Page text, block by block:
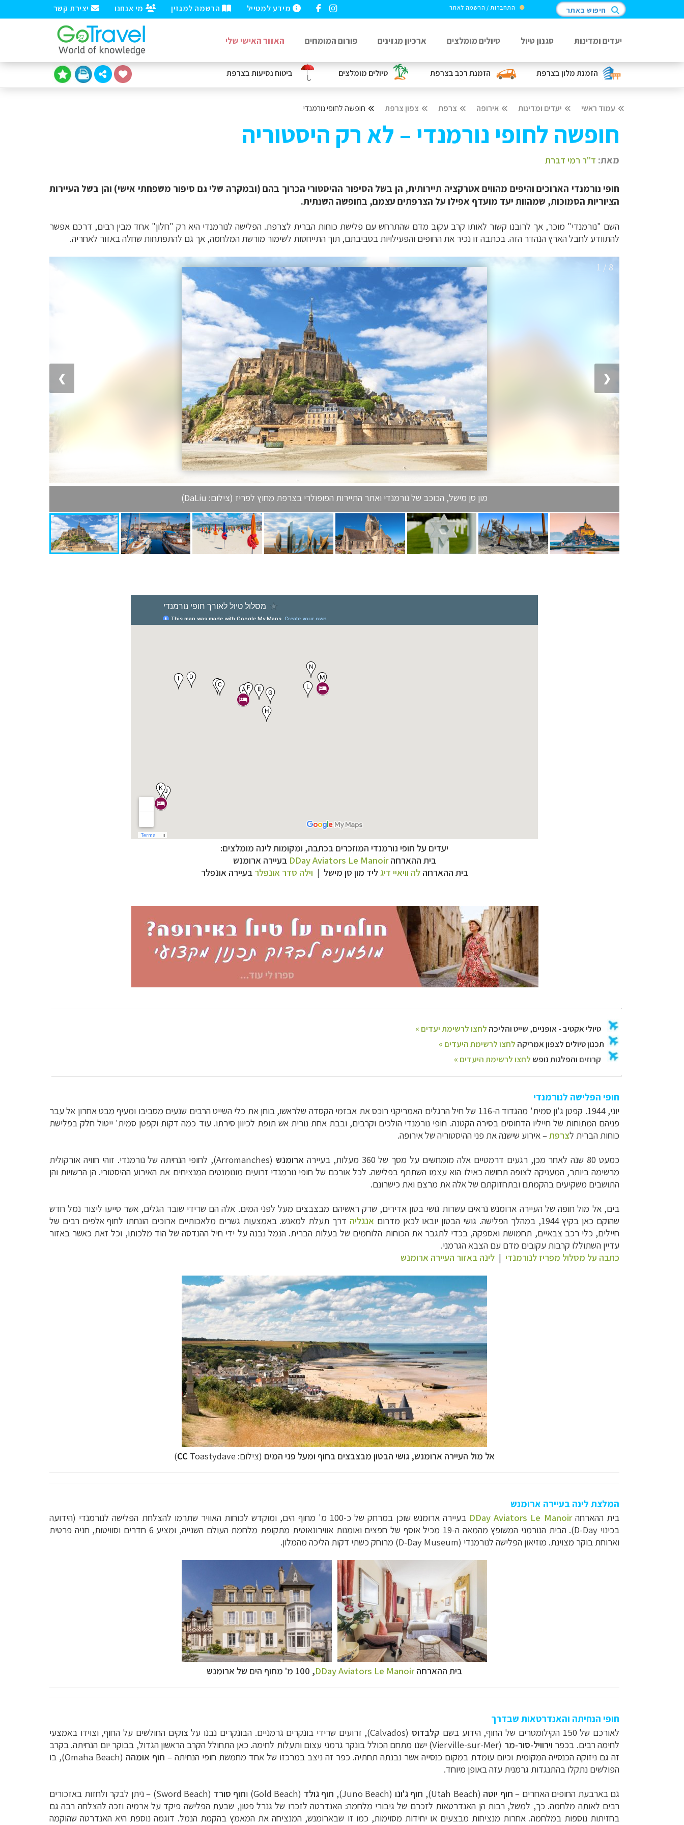
הזמנת מלוןבצרפת הזמנת רכבבצרפת טיולים מומלצים ביטוח נסיעותבצרפת
יצירת קשר מי אנחנו הרשמה למגזין מידע למטייל התחברות / הרשמה לאתר חיפוש באתר
יעדים ומדינות סגנון טיול טיולים מומלצים ארכיון מגזינים פורום המומחים האזור האישי שלי
עמוד ראשי יעדים ומדינות אירופה צרפת צפון צרפת חופשה לחופי נורמנדי
חופשה לחופי נורמנדי – לא רק היסטוריה
מאת: ד"ר רמי דברת
חופי נורמנדי הארוכים והיפים מהווים אטרקציה תיירותית, הן בשל הסיפור ההיסטורי הכרוך בהם (ובמקרה שלי גם סיפור משפחתי אישי) והן בשל העיירות
הציוריות הסמוכות, שמהוות יעד מועדף אפילו על הצרפתים עצמם, בחופשה השנתית.
השם "נורמנדי" מוכר, אך לרובנו קשור לאותו קרב עקוב מדם שהתרחש עם פלישת כוחות הברית לצרפת. הפלישה לנורמנדי היא רק "חלון" אחד מבין רבים, דרכם אפשר
להתוודע לחבל הארץ הנהדר הזה. בכתבה זו נכיר את החופים והפעילויות בסביבתם, תוך התייחסות לשימור מורשת המלחמה, אך גם להתפתחות שחלה באזור לאחריה.
1 / 8
❯ ❮
מון סן מישל, הכוכב של נורמנדי ואתר התיירות הפופולרי בצרפת מחוץ לפריז (צילום: DaLiu)
יעדים על חופי נורמנדי המוזכרים בכתבה, ומקומות לינה מומלצים:
בית ההארחהDDay Aviators Le Manoir בעיירה ארומנש
בית ההארחהלה וויאיי דיגליד מון סן מישל | וילה סדר אונפלר בעיירה אונפלר
טיולי אקטיב - אופניים, שייט והליכה לחצו לרשימת יעדים »
טיולים לצפון אמריקהלחצו לרשימת היעדים »
חופי הפלישה לנורמנדי
יוני, 1944. קפטן ג'ון סמית' מהגדוד ה-116 של חיל הרגלים האמריקני רוכס את אבזמי הקסדה שלראשו, בוחן את כלי השייט הרבים שנעים מסביבו ומעיף מבט אחרון אל עבר
פניהם המתוחות של חייליו הדחוסים בסירה הקטנה. חופי נורמנדי הולכים וקרבים, ובבת אחת נורית אש תופת לכיוון סירתו. עוד כמה דקות וקפטן סמית' ייטול חלק בפלישת
כוחות הברית לצרפת– אירוע שישנה את פני ההיסטוריה של אירופה.
כמעט 80 שנה לאחר מכן, רגעים דרמטיים אלה מומחשים על מסך של 360 מעלות, בעיירה
ארומנש
(Arromanches), לחופי הנחיתה של נורמנדי. זוהי חוויה אורקולית
מרשימה ביותר, המעניקה לצופה תחושה כאילו הוא עצמו השתתף בפלישה. לכל אורכם של חופי נורמנדי זרועים מונומנטים המנציחים את האירוע ההיסטורי. הן הרשויות והן
התושבים משקיעים בהקמתם ובתחזוקתם של אלה את מרצם ואת כישרונם.
בים, אל מול חופה של העיירה ארומנש נראים עשרות גושי בטון אדירים, שרק ראשיהם מבצבצים מעל לפני המים. אלה הם שרידי שובר הגלים, אשר סייעו ליצור נמל חדש
שהוקם כאן בקיץ 1944, במהלך הפלישה. גושי הבטון יובאו לכאן מדרום
אנגליה דרך תעלת למאנש. באמצעות גשרים מלאכותיים ארוכים הונחתו לחוף אלפים רבים של
חיילים, כלי רכב צבאיים, תחמושת ואספקה, בכדי לתגבר את הכוחות הלוחמים של בעלות הברית. הנמל נבנה על ידי חיל ההנדסה של הוד מלכותו, וכל זאת כאשר באזור
עדיין השתוללו קרבות עקובים מדם עם הצבא הגרמני.
כתבה על מסלול מפריז לנורמנדי | לינה באזור העיירה ארומנש
אל מול העיירה ארומנש, גושי הבטון מבצבצים בחוף ומעל פני המים (צילום: CC Toastydave)
המלצת לינה בעיירה ארומנש
בית ההארחהDDay Aviators Le Manoir
בעיירה ארומנש שוכן במרחק של כ-100 מ' מחוף הים, ומוקדש לכוחות האוויר שתרמו להצלחת הפלישה לנורמנדי (הידועה
בכינוי D-Day
). הבית הנורמני המשופץ מהמאה ה-19 מכיל אוסף של חפצים ואומנות אווירונאוטית מתקופת מלחמת העולם השנייה, ומציע 6 חדרים וסוויטות, חניה פרטית
וארוחת בוקר מצוינת. מוזיאון הפלישה לנורמנדי (D-Day Museum) מרוחק כשתי דקות הליכה מהמלון.
בית ההארחהDDay Aviators Le Manoir, 100 מ' מחוף הים של ארומנש
חופי הנחיתה והאנדרטאות שבדרך
לאורכם של 150 הקילומטרים של החוף, הידוע בשם
קלבדוס
(Calvados), זרועים שרידי בונקרים גרמניים. הבונקרים נבנו על צוקים החולשים על החוף, וצוידו באמצעי
לחימה רבים. בכפר וירוויל-סור-מר
(Vierville-sur-Mer) ישנו מתחם הכולל בונקר גרמני עצום ותעלות לחימה. כאן התחולל הקרב הראשון הגדול, בבוקר יום הנחיתה. בקרב
זה גם ניזוקה הכנסייה המקומית וכיום עומדת במקום כנסייה אשר נבנתה תחתיה. כפר זה ניצב במרכזו של אחד מחמשת חופי הנחיתה – חוף אומהה
(Omaha Beach), בו
הפולשים נתקלו בהתנגדות גרמנית עזה באופן מיוחד.
גם בארבעת החופים האחרים – חוף יוטה (Utah Beach), חוף ג'ונו (Juno Beach), חוף גולד (Gold Beach) ו חוף סורד
(Sword Beach) – ניתן לבקר ולחזות באזכורים
רבים לאותה מלחמה. כך, למשל, רבות הן האנדרטאות לזכרם של גיבורי מלחמה: האנדרטה לזכרו של גנרל פטון, שבעת הפלישה פיקד על ארמיה וזכה להצלחה רבה גם
בחזיתות נוספות במלחמה. אחרות מנציחות מבצעים או יחידות מסוימות, כמו זו שבארומנש, המנציחה את המאמץ בהקמת הנמל. דוגמה נוספת היא האנדרטה שהוקמה